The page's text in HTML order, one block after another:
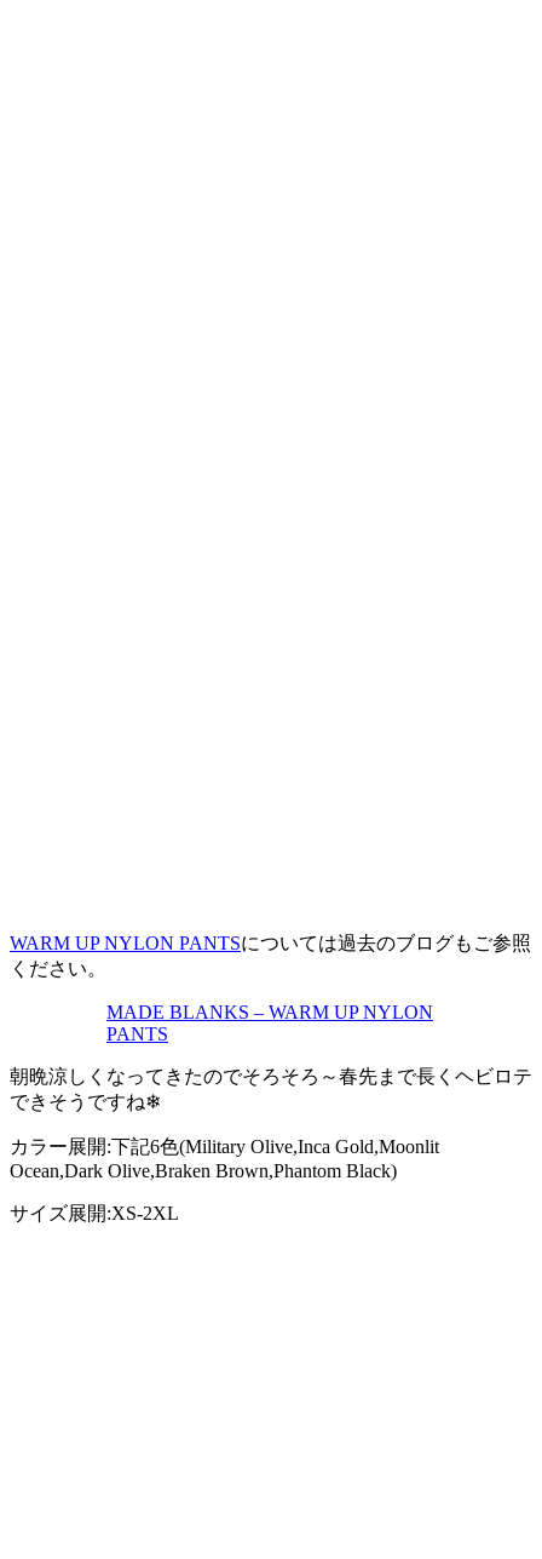
WARM UP NYLON PANTSについては過去のブログもご参照
ください。
MADE BLANKS – WARM UP NYLON
PANTS
朝晩涼しくなってきたのでそろそろ～春先まで長くヘビロテ
できそうですね❄
カラー展開:下記6色(Military Olive,Inca Gold,Moonlit
Ocean,Dark Olive,Braken Brown,Phantom Black)
サイズ展開:XS-2XL